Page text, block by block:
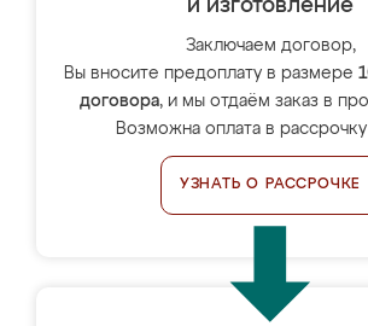
и изготовление
Заключаем договор,
Вы вносите предоплату в размере
договора, и мы отдаём заказ в
Возможна оплата в
УЗНАТЬ О РАССРОЧКЕ